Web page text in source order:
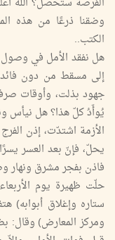
وضقنا ذرعًا من هذه
الكتب..
هل نفقد الأمل في
إلى مسقط من دون
جهود بذلت، وأوقات
يُوأَدُ كلّ هذا؟ هل نيأس
الأزمة اشتدّت، إذن الفرج
يحلّ، فإنّ بعد العسر
فاذن بفجر مشرق ونهار
ستاره وإغلاق أبوابه)
ومركز المعارض) وقال: